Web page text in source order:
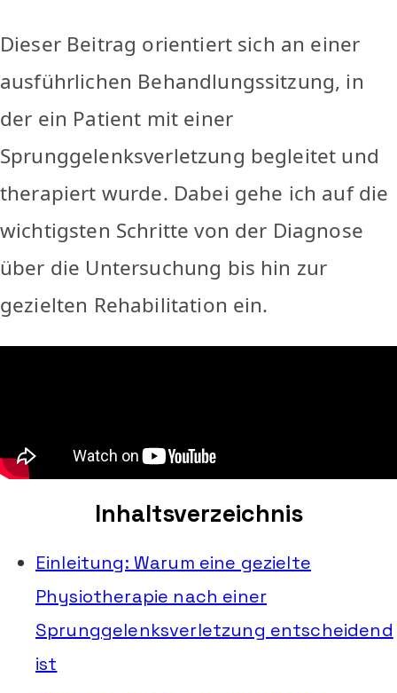
Dieser Beitrag orientiert sich an einer
ausführlichen Behandlungssitzung, in
der ein Patient mit einer
Sprunggelenksverletzung begleitet und
therapiert wurde. Dabei gehe ich auf die
wichtigsten Schritte von der Diagnose
über die Untersuchung bis hin zur
gezielten Rehabilitation ein.
Inhaltsverzeichnis
Einleitung: Warum eine gezielte
Physiotherapie nach einer
Sprunggelenksverletzung entscheidend
ist